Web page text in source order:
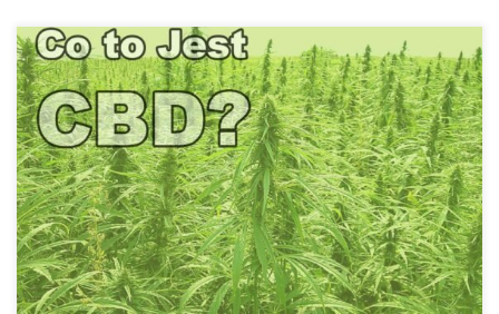
Prozdrowotne Działanie CBD CBD, czyli inaczej kannabidiol to
substancja pozyskiwana […]